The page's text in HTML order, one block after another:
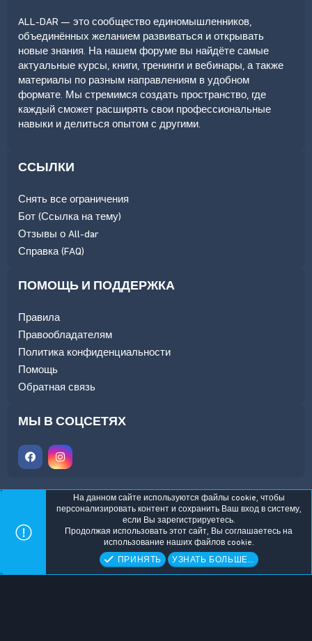
ALL-DAR — это сообщество единомышленников,
объединённых желанием развиваться и открывать
новые знания. На нашем форуме вы найдёте самые
актуальные курсы, книги, тренинги и вебинары, а также
материалы по разным направлениям в удобном
формате. Мы стремимся создать пространство, где
каждый сможет расширять свои профессиональные
навыки и делиться опытом с другими.
ССЫЛКИ
Снять все ограничения
Бот (Ссылка на тему)
Отзывы о All-dar
Справка (FAQ)
ПОМОЩЬ И ПОДДЕРЖКА
Правила
Правообладателям
Политика конфиденциальности
Помощь
Обратная связь
МЫ В СОЦСЕТЯХ
ALL-DAR Dark Russian (RU)
Служба поддержки
Обратная связь
Условия и правила
Политика конфиденциальности
Помощь Главная
R
S
S
На данном сайте используются файлы cookie, чтобы
персонализировать контент и сохранить Ваш вход в систему,
если Вы зарегистрируетесь.
Продолжая использовать этот сайт, Вы соглашаетесь на
использование наших файлов cookie.
ПРИНЯТЬ
УЗНАТЬ БОЛЬШЕ…